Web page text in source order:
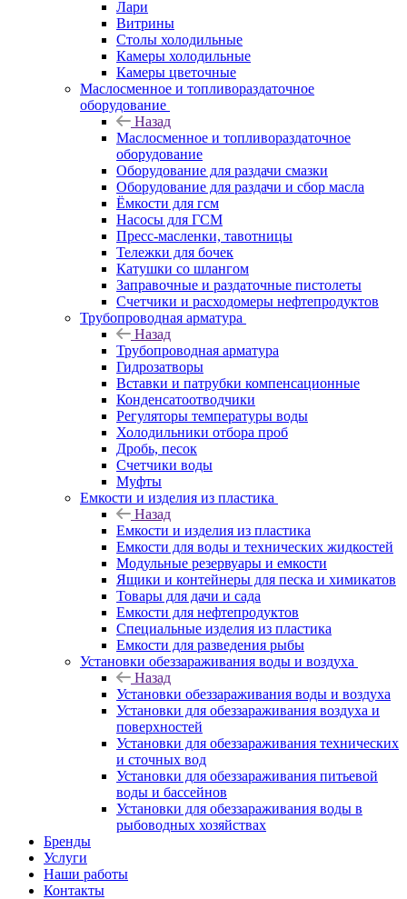
Лари
Витрины
Столы холодильные
Камеры холодильные
Камеры цветочные
Маслосменное и топливораздаточное
оборудование
Назад
Маслосменное и топливораздаточное
оборудование
Оборудование для раздачи смазки
Оборудование для раздачи и сбор масла
Ёмкости для гсм
Насосы для ГСМ
Пресс-масленки, тавотницы
Тележки для бочек
Катушки со шлангом
Заправочные и раздаточные пистолеты
Счетчики и расходомеры нефтепродуктов
Трубопроводная арматура
Назад
Трубопроводная арматура
Гидрозатворы
Вставки и патрубки компенсационные
Конденсатоотводчики
Регуляторы температуры воды
Холодильники отбора проб
Дробь, песок
Счетчики воды
Муфты
Емкости и изделия из пластика
Назад
Емкости и изделия из пластика
Емкости для воды и технических жидкостей
Модульные резервуары и емкости
Ящики и контейнеры для песка и химикатов
Товары для дачи и сада
Емкости для нефтепродуктов
Специальные изделия из пластика
Емкости для разведения рыбы
Установки обеззараживания воды и воздуха
Назад
Установки обеззараживания воды и воздуха
Установки для обеззараживания воздуха и
поверхностей
Установки для обеззараживания технических
и сточных вод
Установки для обеззараживания питьевой
воды и бассейнов
Установки для обеззараживания воды в
рыбоводных хозяйствах
Бренды
Услуги
Наши работы
Контакты